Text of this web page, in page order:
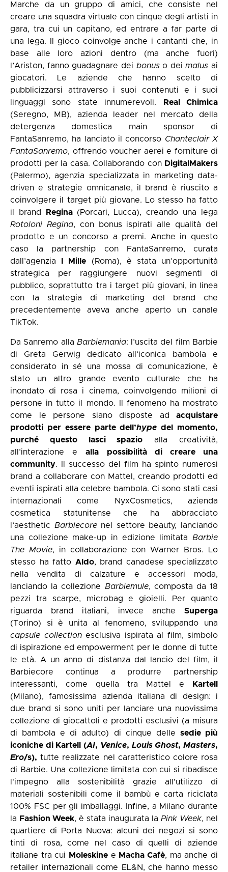
Marche da un gruppo di amici, che consiste nel
creare una squadra virtuale con cinque degli artisti in
gara, tra cui un capitano, ed entrare a far parte di
una lega. Il gioco coinvolge anche i cantanti che, in
base alle loro azioni dentro (ma anche fuori)
l’Ariston, fanno guadagnare dei bonuso deimalus ai
giocatori. Le aziende che hanno scelto di
pubblicizzarsi attraverso i suoi contenuti e i suoi
linguaggi sono state innumerevoli.
Real Chimica
(Seregno, MB), azienda leader nel mercato della
detergenza domestica main sponsor di
FantaSanremo, ha lanciato il concorso Chanteclair X
FantaSanremo, offrendo voucher aerei e forniture di
prodotti per la casa. Collaborando con DigitalMakers
(Palermo), agenzia specializzata in marketing data-
driven e strategie omnicanale, il brand è riuscito a
coinvolgere il target più giovane. Lo stesso ha fatto
il brand
Regina (Porcari, Lucca), creando una lega
Rotoloni Regina, con bonus ispirati alle qualità del
prodotto e un concorso a premi. Anche in questo
caso la partnership con FantaSanremo, curata
dall’agenzia
I Mille (Roma), è stata un’opportunità
strategica per raggiungere nuovi segmenti di
pubblico, soprattutto tra i target più giovani, in linea
con la strategia di marketing del brand che
precedentemente aveva anche aperto un canale
TikTok.
Da Sanremo alla Barbiemania: l’uscita del film Barbie
di Greta Gerwig dedicato all’iconica bambola e
considerato in sé una mossa di comunicazione, è
stato un altro grande evento culturale che ha
inondato di rosa i cinema, coinvolgendo milioni di
persone in tutto il mondo. Il fenomeno ha mostrato
come le persone siano disposte ad acquistare
prodotti per essere parte dell’hype del momento,
purché questo lasci spazio alla creatività,
all’interazione ealla possibilità di creare una
community. Il successo del film ha spinto numerosi
brand a collaborare con Mattel, creando prodotti ed
eventi ispirati alla celebre bambola. Ci sono stati casi
internazionali come NyxCosmetics, azienda
cosmetica statunitense che ha abbracciato
l’aesthetic Barbiecorenel settore beauty, lanciando
una collezione make-up in edizione limitata Barbie
The Movie, in collaborazione con Warner Bros. Lo
stesso ha fatto Aldo, brand canadese specializzato
nella vendita di calzature e accessori moda,
lanciando la collezione Barbiemule, composta da 18
pezzi tra scarpe, microbag e gioielli. Per quanto
riguarda brand italiani, invece anche Superga
(Torino) si è unita al fenomeno, sviluppando una
capsule collectionesclusiva ispirata al film, simbolo
di ispirazione ed empowerment per le donne di tutte
le età. A un anno di distanza dal lancio del film, il
Barbiecore continua a produrre partnership
interessanti, come quella tra Mattel e
Kartell
(Milano), famosissima azienda italiana di design: i
due brand si sono uniti per lanciare una nuovissima
collezione di giocattoli e prodotti esclusivi (a misura
di bambola e di adulto) di cinque delle sedie più
iconiche di Kartell (AI, Venice, Louis Ghost,Masters,
Ero/s), tutte realizzate nel caratteristico colore rosa
di Barbie. Una collezione limitata con cui si ribadisce
l'impegno alla sostenibilità grazie all’utilizzo di
materiali sostenibili come il bambù e carta riciclata
100% FSC per gli imballaggi. Infine, a Milano durante
la Fashion Week, è stata inaugurata la Pink Week, nel
quartiere di Porta Nuova: alcuni dei negozi si sono
tinti di rosa, come nel caso di quelli di aziende
italiane tra cui
Moleskine e Macha Cafè, ma anche di
retailer internazionali come EL&N, che hanno messo